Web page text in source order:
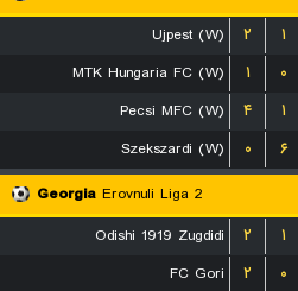
Ujpest (W)
۲ ۱
MTK Hungaria FC (W)
۱ ۰
Pecsi MFC (W)
۴ ۱
Szekszardi (W)
۰ ۶
Georgia Erovnuli Liga 2
Odishi 1919 Zugdidi
۲ ۱
FC Gori
۲ ۰